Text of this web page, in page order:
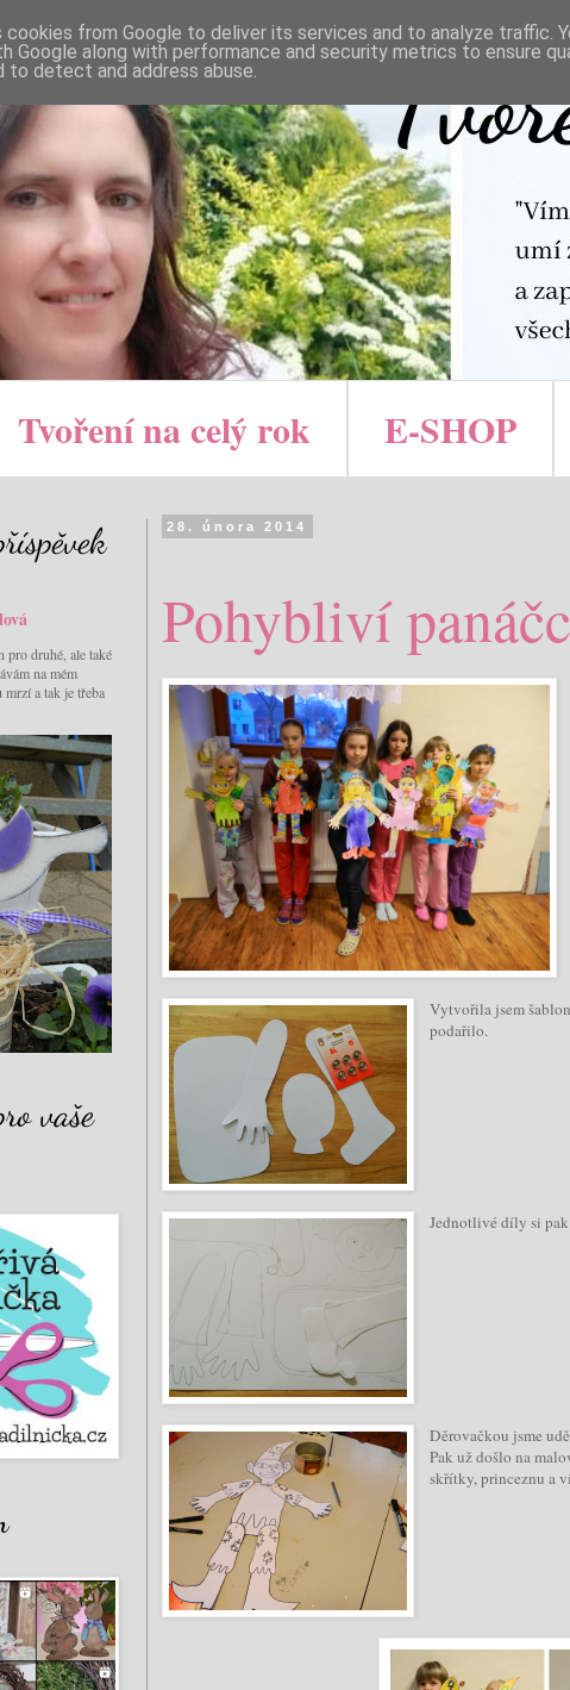
Tvoření na celý rok E-SHOP
28. února 2014
Pohybliví
Vytvořila jsem
podařilo.
Jednotlivé díly si
Děrovačkou jsme
Pak už došlo na
skřítky, princeznu a
pro druhé, ale také
na mém
a tak je třeba
vaše
cookies from Google to deliver its services and to analyze traffic.
Google along with performance and security metrics to ensure
to detect and address abuse.